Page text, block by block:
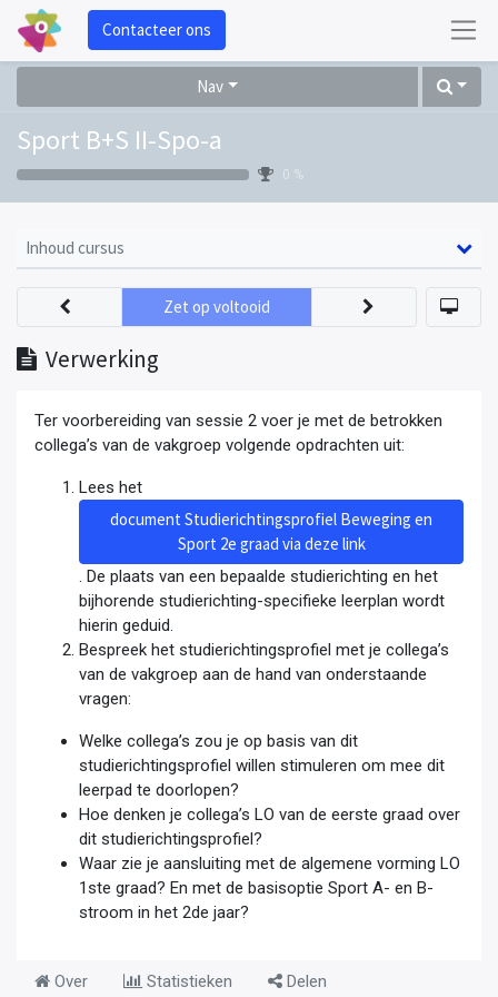
Contacteer ons
Nav
Sport B+S II-Spo-a
0 %
Inhoud cursus
Verwerking
Zet op voltooid
Ter voorbereiding van sessie 2 voer je met de betrokken
collega’s van de vakgroep volgende opdrachten uit:
Lees het
document Studierichtingsprofiel Beweging en
Sport 2e graad via deze link
. De plaats van een bepaalde studierichting en het
bijhorende studierichting-specifieke leerplan wordt
hierin geduid.
Bespreek het studierichtingsprofiel met je collega’s
van de vakgroep aan de hand van onderstaande
vragen:
Welke collega’s zou je op basis van dit
studierichtingsprofiel willen stimuleren om mee dit
leerpad te doorlopen?
Hoe denken je collega’s LO van de eerste graad over
dit studierichtingsprofiel?
Waar zie je aansluiting met de algemene vorming LO
1ste graad? En met de basisoptie Sport A- en B-
stroom in het 2de jaar?
Over Statistieken Delen